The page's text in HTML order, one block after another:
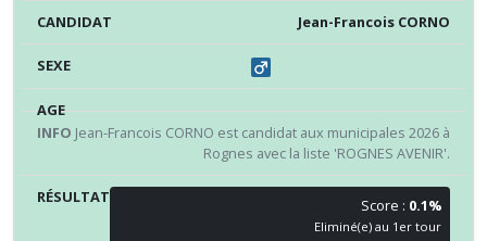
Jean-Francois CORNO
Jean-Francois CORNO est candidat aux municipales 2026 à
Rognes avec la liste 'ROGNES AVENIR'.
Score : 0.1%
Eliminé(e) au 1er tour